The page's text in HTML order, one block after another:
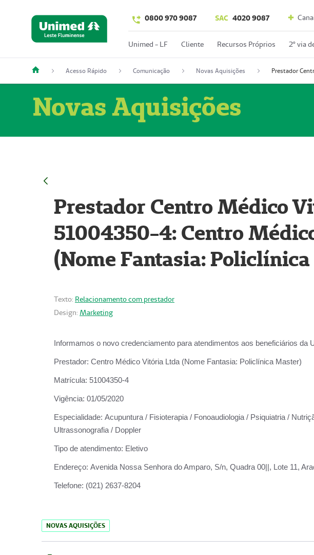
0800 970 9087 SAC 4020 9087
Unimed - LF Cliente Recursos Próprios 2º via
Acesso Rápido Comunicação Novas Aquisições
Novas Aquisições
Prestador Centro Médico
51004350-4: Centro
(Nome Fantasia:
Texto: Relacionamento com prestador
Design: Marketing
Informamos o novo credenciamento para atendimentos aos beneficiários da
Prestador: Centro Médico Vitória Ltda (Nome Fantasia: Policlínica Master)
Matrícula: 51004350-4
Vigência: 01/05/2020
Especialidade: Acupuntura / Fisioterapia / Fonoaudiologia / Psiquiatria /
Ultrassonografia / Doppler
Tipo de atendimento: Eletivo
Endereço: Avenida Nossa Senhora do Amparo, S/n, Quadra 00||, Lote 11,
Telefone: (021) 2637-8204
NOVAS AQUISIÇÕES